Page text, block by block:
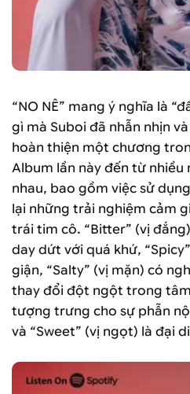
“NO NÊ” mang ý nghĩa là
gì mà Suboi đã nhẫn nhịn
hoàn thiện một chương
Album lần này đến từ nhiều
nhau, bao gồm việc sử
lại những trải nghiệm cảm
trái tim cô. “Bitter” (vị
day dứt với quá khứ,
giận, “Salty” (vị mặn) có
thay đổi đột ngột trong tâm
tượng trưng cho sự phẫn
và “Sweet” (vị ngọt) là đại